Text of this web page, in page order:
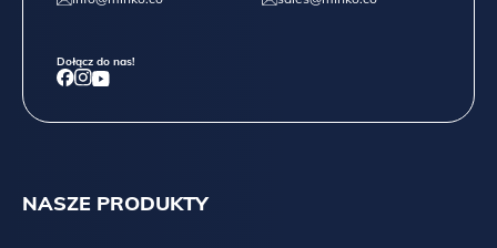
NASZE PRODUKTY
Dołącz do nas!